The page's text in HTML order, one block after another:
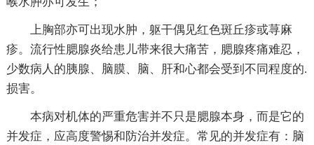
上胸部亦可出现水肿，躯干偶见红色斑丘疹或荨麻
疹。流行性腮腺炎给患儿带来很大痛苦，腮腺疼痛难忍，
少数病人的胰腺、脑膜、脑、肝和心都会受到不同程度的.
损害。
本病对机体的严重危害并不只是腮腺本身，而是它的
并发症，应高度警惕和防治并发症。常见的并发症有：脑